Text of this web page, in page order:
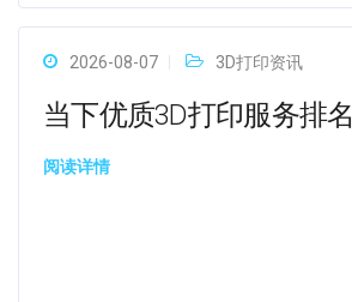
2026-08-07 3D打印资讯
当下优质3D打印服务排名
阅读详情